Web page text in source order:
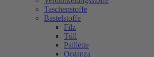
Taschenstoffe
Bastelstoffe
Filz
Tüll
Paillette
Organza